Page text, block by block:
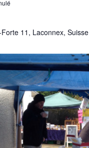
11, Laconnex, Suisse